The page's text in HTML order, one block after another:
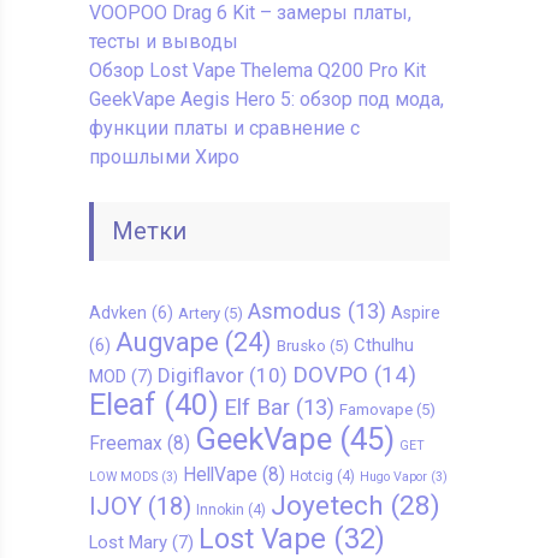
VOOPOO Drag 6 Kit – замеры платы,
тесты и выводы
Обзор Lost Vape Thelema Q200 Pro Kit
GeekVape Aegis Hero 5: обзор под мода,
функции платы и сравнение с
прошлыми Хиро
Метки
Advken (6) Artery(5) Asmodus (13) Aspire
(6) Augvape (24) Brusko (5) Cthulhu
MOD (7) Digiflavor(10) DOVPO (14)
Eleaf (40) Elf Bar(13) Famovape(5)
Freemax (8) GeekVape(45) GET
LOW MODS(3) HellVape (8) Hotcig (4) Hugo Vapor(3)
IJOY(18) Innokin (4) Joyetech (28)
Lost Mary(7) Lost Vape (32)